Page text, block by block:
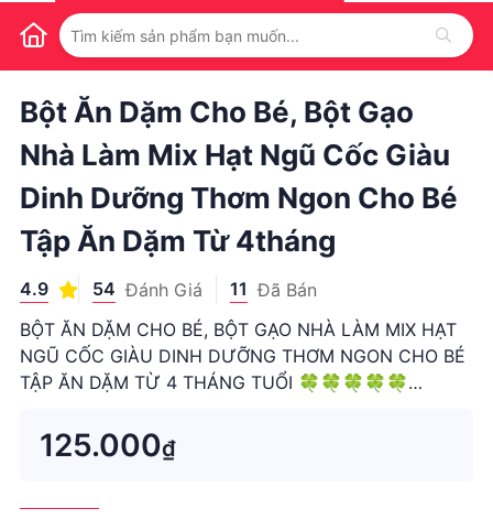
1 / 1
Bột Ăn Dặm Cho Bé, Bột Gạo
Nhà Làm Mix Hạt Ngũ Cốc Giàu
Dinh Dưỡng Thơm Ngon Cho Bé
Tập Ăn Dặm Từ 4tháng
4.9 54 Đánh Giá 11 Đã Bán
BỘT ĂN DẶM CHO BÉ, BỘT GẠO NHÀ LÀM MIX HẠT
NGŨ CỐC GIÀU DINH DƯỠNG THƠM NGON CHO BÉ
TẬP ĂN DẶM TỪ 4 THÁNG TUỔI 🍀🍀🍀🍀🍀
hẳn đã quá quen với các mẹ đã tin tưởng và ủng hộ
shop trên f.b Nay nhà e mở rộng quy mô sang sàn
125.000₫